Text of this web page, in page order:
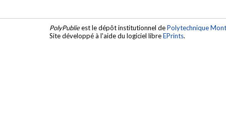
PolyPublieest le dépôt institutionnel dePolytechnique
Site développé à l'aide du logiciel libreEPrints.